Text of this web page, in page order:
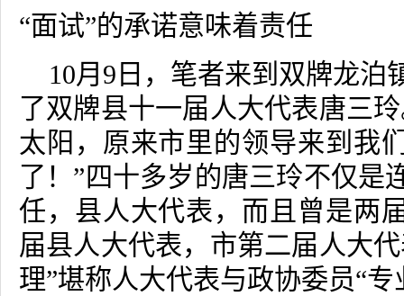
“面试”的承诺意味着责任
10月 9 日，笔者来到双牌龙泊
了双牌县十一届人大代表唐三
太阳，原来市里的领导来到我
了！”四十多岁的唐三玲不仅是
任，县人大代表，而且曾是两
届县人大代表，市第二届人大
理”堪称人大代表与政协委员“专